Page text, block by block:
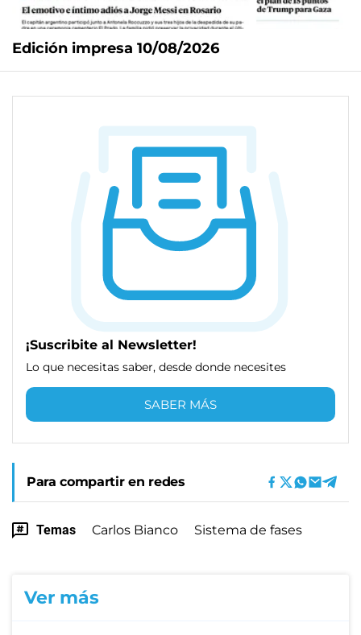
Edición impresa 10/08/2026
¡Suscribite al Newsletter!
Lo que necesitas saber, desde donde necesites
SABER MÁS
Para compartir en redes
Temas Carlos Bianco Sistema de fases
Ver más